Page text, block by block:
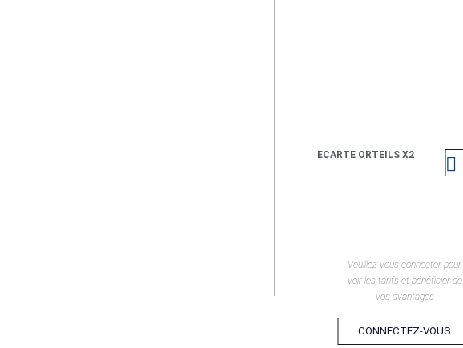
ECARTE ORTEILS X2 
Veuillez vous connecter pour
voir les tarifs et bénéficier de
vos avantages
CONNECTEZ-VOUS
EN SAVOIR +